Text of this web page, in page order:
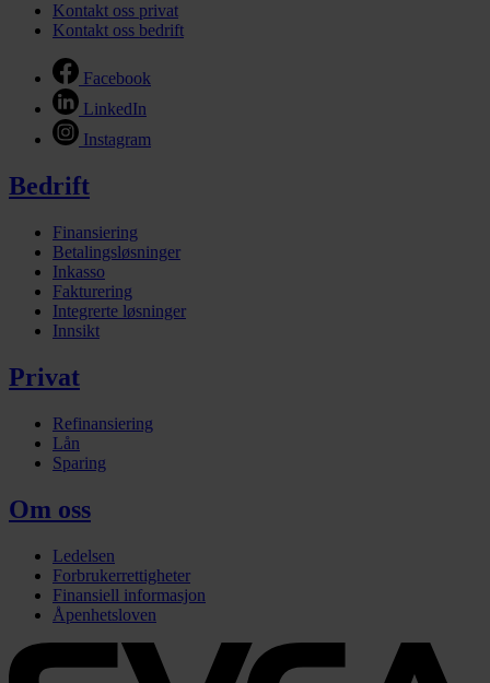
Kontakt oss privat
Kontakt oss bedrift
Facebook
LinkedIn
Instagram
Bedrift
Finansiering
Betalingsløsninger
Inkasso
Fakturering
Integrerte løsninger
Innsikt
Privat
Refinansiering
Lån
Sparing
Om oss
Ledelsen
Forbrukerrettigheter
Finansiell informasjon
Åpenhetsloven